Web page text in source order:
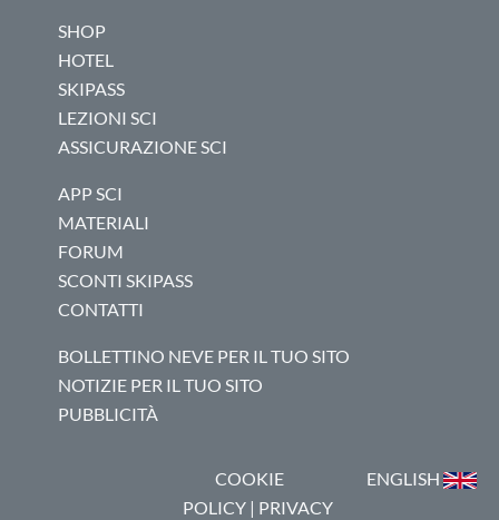
SHOP
HOTEL
SKIPASS
LEZIONI SCI
ASSICURAZIONE SCI
APP SCI
MATERIALI
FORUM
SCONTI SKIPASS
CONTATTI
BOLLETTINO NEVE PER IL TUO SITO
NOTIZIE PER IL TUO SITO
PUBBLICITÀ
COOKIE
POLICY| PRIVACY
ENGLISH